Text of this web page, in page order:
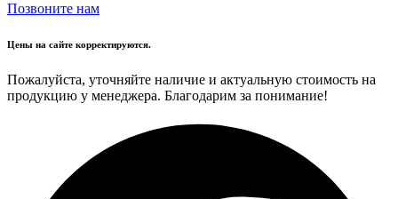
Позвоните нам
Цены на сайте корректируются.
Пожалуйста, уточняйте наличие и актуальную стоимость на
продукцию у менеджера. Благодарим за понимание!